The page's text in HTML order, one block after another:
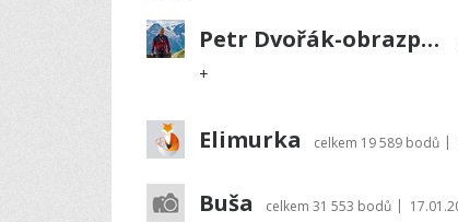
Petr Dvořák-obrazprovas.cz
+
Elimurka celkem 19 589 bodů |
Buša celkem 31 553 bodů |